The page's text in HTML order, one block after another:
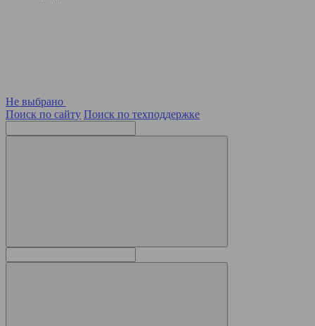
Не выбрано
Поиск по сайту Поиск по техподдержке